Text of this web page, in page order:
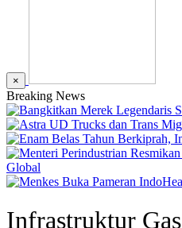
×
Breaking News
Global
Infrastruktur Gas